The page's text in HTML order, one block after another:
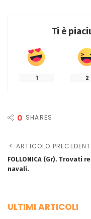
Ti è
1 2
0 SHARES
ARTICOLO
FOLLONICA (Gr). Trovati
navali.
ULTIMI ARTICOLI